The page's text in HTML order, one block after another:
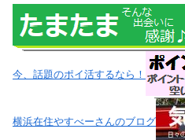
今、話題のポイ活するなら！
横浜在住やすべーさんのブログ